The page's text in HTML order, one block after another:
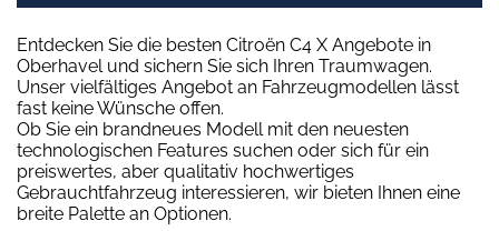
Entdecken Sie die besten Citroën C4 X Angebote in
Oberhavel und sichern Sie sich Ihren Traumwagen.
Unser vielfältiges Angebot an Fahrzeugmodellen lässt
fast keine Wünsche offen.
Ob Sie ein brandneues Modell mit den neuesten
technologischen Features suchen oder sich für ein
preiswertes, aber qualitativ hochwertiges
Gebrauchtfahrzeug interessieren, wir bieten Ihnen eine
breite Palette an Optionen.